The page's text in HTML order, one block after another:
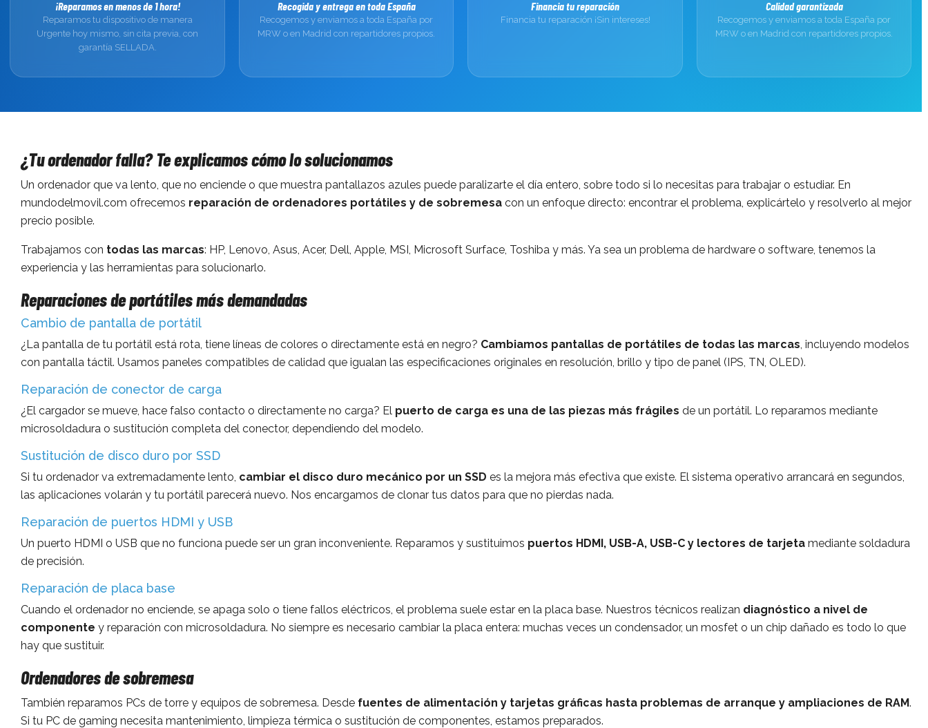
¡Reparamos en menos de 1 hora!
Reparamos tu dispositivo de manera
Urgente hoy mismo, sin cita previa, con
garantía SELLADA.
Recogida y entrega en toda España
Recogemos y enviamos a toda España por
MRW o en Madrid con repartidores propios.
Financia tu reparación
Financia tu reparación ¡Sin intereses!
Calidad garantizada
Recogemos y enviamos a toda España por
MRW o en Madrid con repartidores propios.
¿Tu ordenador falla? Te explicamos cómo lo solucionamos
Un ordenador que va lento, que no enciende o que muestra pantallazos azules puede paralizarte el día entero, sobre todo si lo necesitas para trabajar o estudiar. En
mundodelmovil.com ofrecemos reparación de ordenadores portátiles y de sobremesa con un enfoque directo: encontrar el problema, explicártelo y resolverlo al mejor
precio posible.
Trabajamos con todas las marcas: HP, Lenovo, Asus, Acer, Dell, Apple, MSI, Microsoft Surface, Toshiba y más. Ya sea un problema de hardware o software, tenemos la
experiencia y las herramientas para solucionarlo.
Reparaciones de portátiles más demandadas
Cambio de pantalla de portátil
¿La pantalla de tu portátil está rota, tiene líneas de colores o directamente está en negro? Cambiamos pantallas de portátiles de todas las marcas, incluyendo modelos
con pantalla táctil. Usamos paneles compatibles de calidad que igualan las especificaciones originales en resolución, brillo y tipo de panel (IPS, TN, OLED).
Reparación de conector de carga
¿El cargador se mueve, hace falso contacto o directamente no carga? El puerto de carga es una de las piezas más frágiles de un portátil. Lo reparamos mediante
microsoldadura o sustitución completa del conector, dependiendo del modelo.
Sustitución de disco duro por SSD
Si tu ordenador va extremadamente lento, cambiar el disco duro mecánico por un SSD es la mejora más efectiva que existe. El sistema operativo arrancará en segundos,
las aplicaciones volarán y tu portátil parecerá nuevo. Nos encargamos de clonar tus datos para que no pierdas nada.
Reparación de puertos HDMI y USB
Un puerto HDMI o USB que no funciona puede ser un gran inconveniente. Reparamos y sustituimos puertos HDMI, USB-A, USB-C y lectores de tarjeta mediante soldadura
de precisión.
Reparación de placa base
Cuando el ordenador no enciende, se apaga solo o tiene fallos eléctricos, el problema suele estar en la placa base. Nuestros técnicos realizan diagnóstico a nivel de
componente y reparación con microsoldadura. No siempre es necesario cambiar la placa entera: muchas veces un condensador, un mosfet o un chip dañado es todo lo que
hay que sustituir.
Ordenadores de sobremesa
También reparamos PCs de torre y equipos de sobremesa. Desde fuentes de alimentación y tarjetas gráficas hasta problemas de arranque y ampliaciones de RAM.
Si tu PC de gaming necesita mantenimiento, limpieza térmica o sustitución de componentes, estamos preparados.